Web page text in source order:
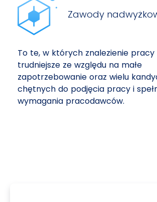
Zawody
To te, w których znalezienie
trudniejsze ze względu na małe
zapotrzebowanie oraz wielu
chętnych do podjęcia pracy i
wymagania pracodawców.